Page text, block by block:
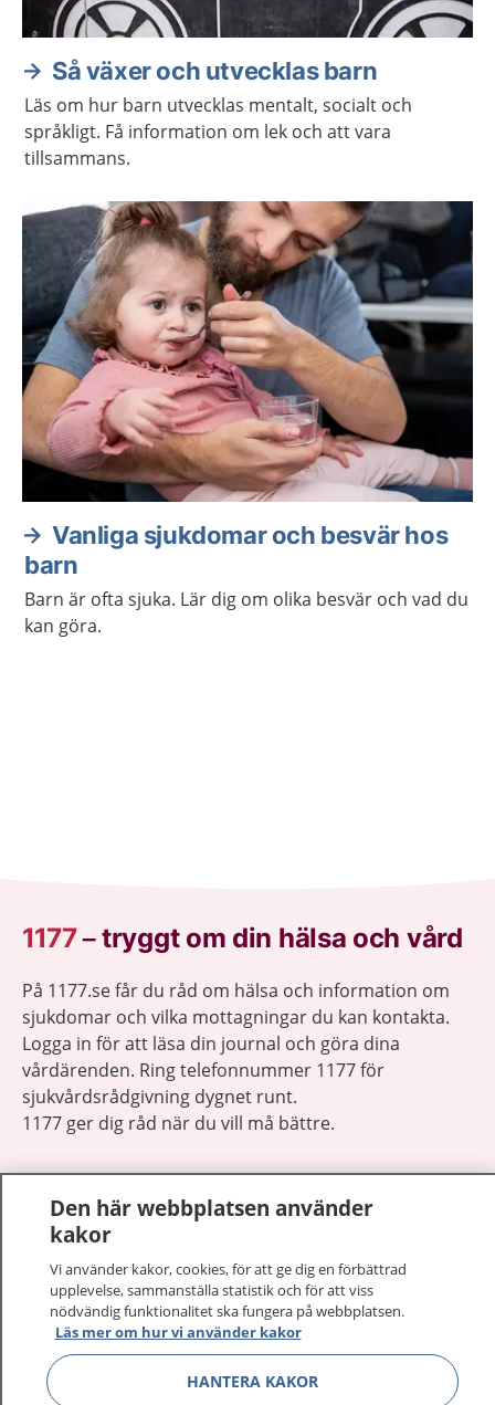
Så växer och utvecklas barn
Läs om hur barn utvecklas mentalt, socialt och
språkligt. Få information om lek och att vara
tillsammans.
Vanliga sjukdomar och besvär hos
barn
Barn är ofta sjuka. Lär dig om olika besvär och vad du
kan göra.
1177–tryggt om din hälsa och vård
På 1177.se får du råd om hälsa och information om
sjukdomar och vilka mottagningar du kan kontakta.
Logga in för att läsa din journal och göra dina
vårdärenden. Ring telefonnummer 1177 för
sjukvårdsrådgivning dygnet runt.
1177 ger dig råd när du vill må bättre.
1177 på flera språk
Om 1177
Kontakt Visa
Den här webbplatsen använder
kakor
Vi använder kakor, cookies, för att ge dig en förbättrad
upplevelse, sammanställa statistik och för att viss
nödvändig funktionalitet ska fungera på webbplatsen.
Läs mer om hur vi använder kakor
HANTERA KAKOR